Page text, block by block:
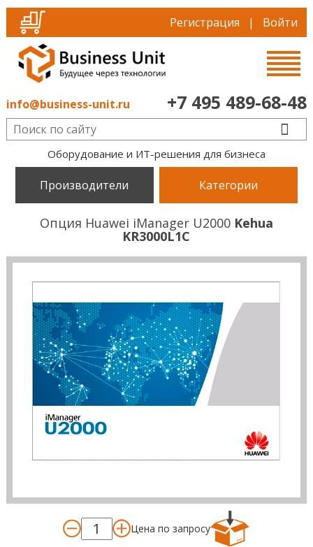
Регистрация | Войти
info@business-unit.ru +7 495 489-68-48
Оборудование и ИТ-решения для бизнеса
Производители Категории
Опция Huawei iManager U2000 Kehua
KR3000L1C
Цена по запросу